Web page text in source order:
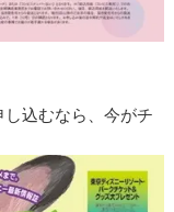
込むなら、今がチ